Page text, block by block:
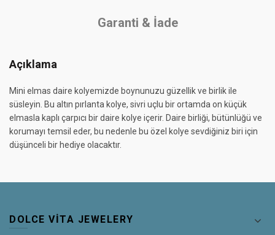
Garanti & İade
Açıklama
Mini elmas daire kolyemizde boynunuzu güzellik ve birlik ile
süsleyin. Bu altın pırlanta kolye, sivri uçlu bir ortamda on küçük
elmasla kaplı çarpıcı bir daire kolye içerir. Daire birliği, bütünlüğü ve
korumayı temsil eder, bu nedenle bu özel kolye sevdiğiniz biri için
düşünceli bir hediye olacaktır.
DOLCE VITA JEWELERY